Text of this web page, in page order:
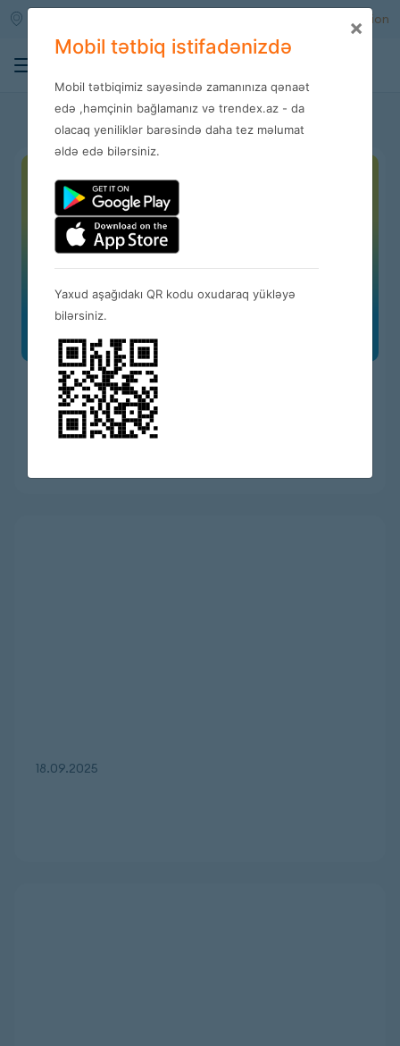
Registration
News
Free shipping for 3 months!
08.04.2026
18.09.2025
×
Mobil tətbiq istifadənizdə
Mobil tətbiqimiz sayəsində zamanınıza qənaət
edə ,həmçinin bağlamanız və trendex.az - da
olacaq yeniliklər barəsində daha tez məlumat
əldə edə bilərsiniz.
Yaxud aşağıdakı QR kodu oxudaraq yükləyə
bilərsiniz.